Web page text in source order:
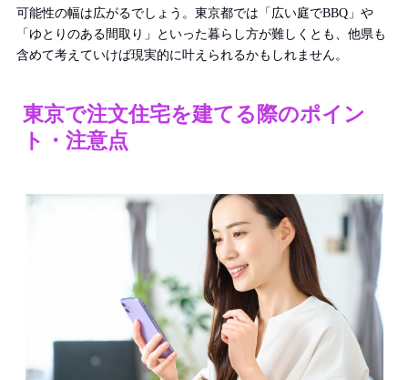
可能性の幅は広がるでしょう。東京都では「広い庭でBBQ」や
「ゆとりのある間取り」といった暮らし方が難しくとも、他県も
含めて考えていけば現実的に叶えられるかもしれません。
東京で注文住宅を建てる際のポイン
ト・注意点